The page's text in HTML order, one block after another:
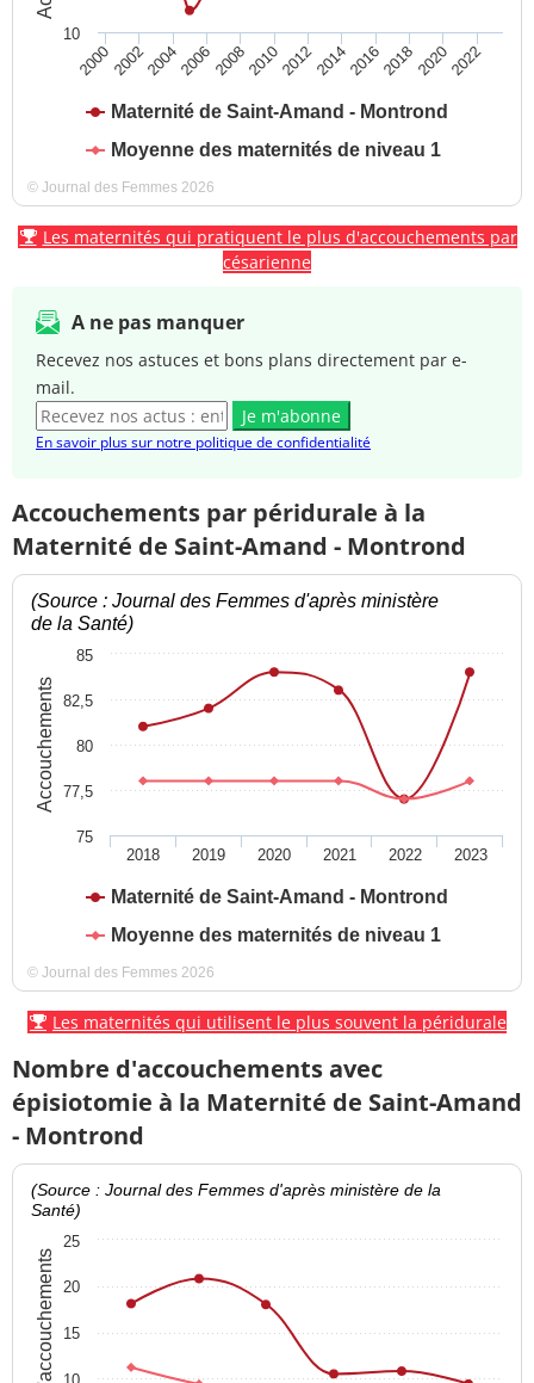
Maternité de Saint-Amand - Montrond
Moyenne des maternités de niveau 1
200020022004200620082010201220142016201820202022
10
© Journal des Femmes 2026
Les maternités qui pratiquent le plus d'accouchements par
césarienne
A ne pas manquer
Recevez nos astuces et bons plans directement par e-
mail.
Je m'abonne
En savoir plus sur notre politique de confidentialité
Accouchements par péridurale à la
Maternité de Saint-Amand - Montrond
Accouchements
(Source : Journal des Femmes d'après ministère
de la Santé)
Maternité de Saint-Amand - Montrond
Moyenne des maternités de niveau 1
2018 2019 2020 2021 2022 2023
75
77,5
80
82,5
85
© Journal des Femmes 2026
Les maternités qui utilisent le plus souvent la péridurale
Nombre d'accouchements avec
épisiotomie à la Maternité de Saint-Amand
- Montrond
% d'accouchements
(Source : Journal des Femmes d'après ministère de la
Santé)
15
20
25